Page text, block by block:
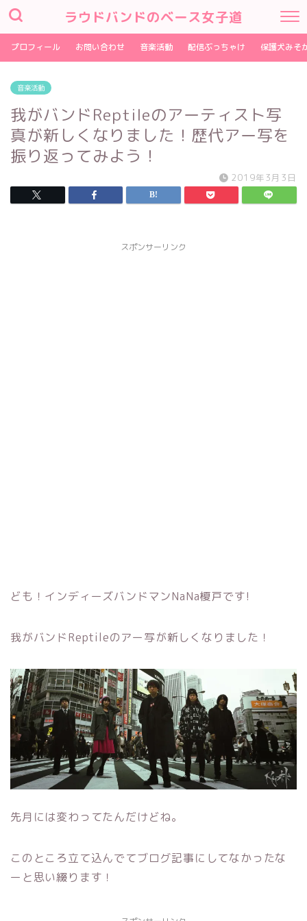
ラウドバンドのベース女子道
プロフィール お問い合わせ 音楽活動 配信ぶっちゃけ 保護犬みそ
音楽活動
我がバンドReptileのアーティスト写
真が新しくなりました！歴代アー写を
振り返ってみよう！
2019年3月3日
スポンサーリンク
ども！インディーズバンドマンNaNa榎戸です!
我がバンドReptileのアー写が新しくなりました！
先月には変わってたんだけどね。
このところ立て込んでてブログ記事にしてなかったな
ーと思い綴ります！